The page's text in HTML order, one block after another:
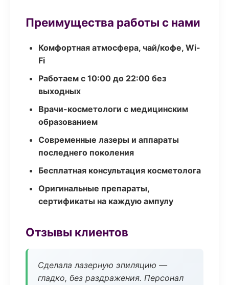
Преимущества работы с нами
Комфортная атмосфера, чай/кофе, Wi-
Fi
Работаем с 10:00 до 22:00 без
выходных
Врачи-косметологи с медицинским
образованием
Современные лазеры и аппараты
последнего поколения
Бесплатная консультация косметолога
Оригинальные препараты,
сертификаты на каждую ампулу
Отзывы клиентов
Сделала лазерную эпиляцию —
гладко, без раздражения. Персонал